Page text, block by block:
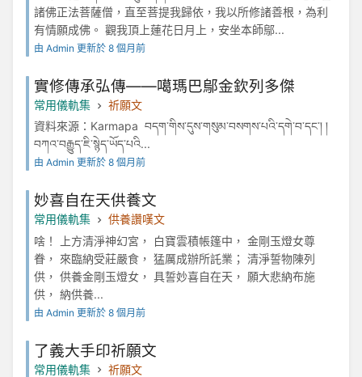
諸佛正法菩薩僧，直至菩提我歸依，我以所修諸善根，為利
有情願成佛。 觀我頂上蓮花日月上，安坐本師鄔...
由 Admin 更新於 8 個月前
實修傳承弘傳——噶瑪巴鄔金欽列多傑
常用儀軌集
祈願文
資料來源：Karmapa བདག་གིས་དུས་གསུམ་བསགས་པའི་དགེ་བ་དང་། །
བཀའ་བརྒྱུད་ཇི་སྙེད་ཡོད་པའི...
由 Admin 更新於 8 個月前
妙喜自在天供養文
常用儀軌集
供養讚嘆文
啥！ 上方清淨神幻宮， 白寶雲積帳篷中， 金剛玉燈女尊
眷， 來臨納受莊嚴食， 猛厲成辦所託業； 清淨誓物陳列
供， 供養金剛玉燈女， 具誓妙喜自在天， 願大悲納布施
供， 納供養...
由 Admin 更新於 8 個月前
了義大手印祈願文
常用儀軌集
祈願文